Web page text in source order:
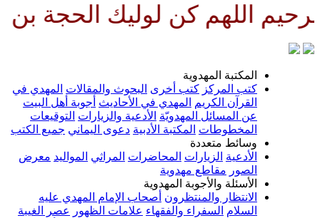
كن لوليك الحجة بن الحسن
المهدوية
كتب أخرى البحوث والمقالات المهدي في
المهدي في الأحاديث أجوبة أهل البيت
المسائل المهدويّة الأدعية والزيارات التوقيعات
المكتبة الأدبية دعوى اليماني جميع الكتب
متعددة
الزيارات المحاضرات المراثي المواليد معرض
مقاطع مهدوية
والأجوبة المهدوية
والمنتظرون أصحاب الإمام المهدي عليه
السفراء والفقهاء علامات الظهور عصر الغيبة